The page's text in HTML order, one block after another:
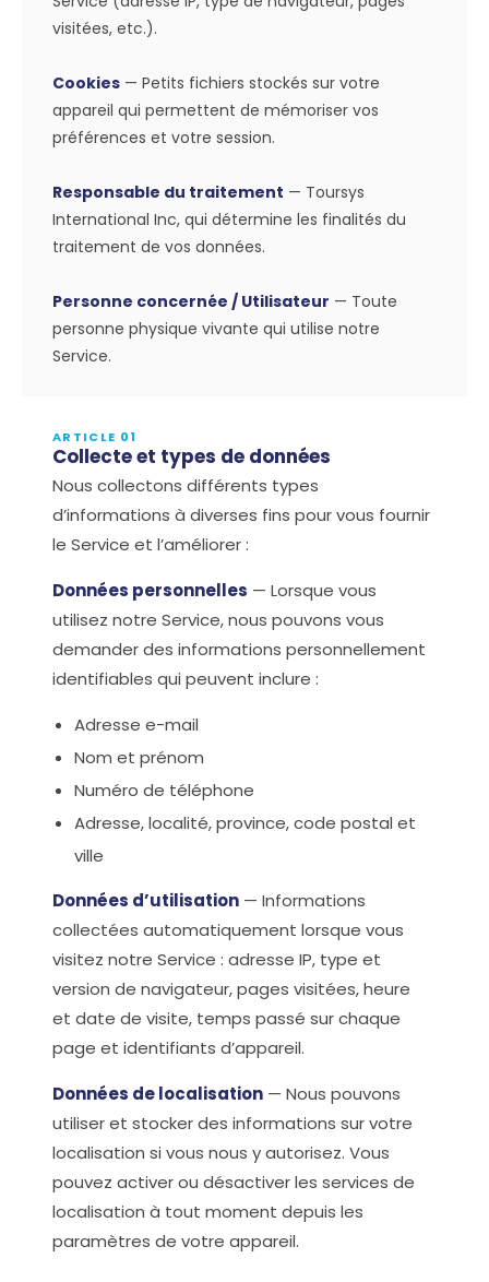
visitées, etc.).
Cookies — Petits fichiers stockés sur votre
appareil qui permettent de mémoriser vos
préférences et votre session.
Responsable du traitement — Toursys
International Inc, qui détermine les finalités du
traitement de vos données.
Personne concernée / Utilisateur — Toute
personne physique vivante qui utilise notre
Service.
ARTICLE 01
Collecte et types de données
Nous collectons différents types
d’informations à diverses fins pour vous fournir
le Service et l’améliorer :
Données personnelles — Lorsque vous
utilisez notre Service, nous pouvons vous
demander des informations personnellement
identifiables qui peuvent inclure :
Adresse e-mail
Nom et prénom
Numéro de téléphone
Adresse, localité, province, code postal et
ville
Données d’utilisation — Informations
collectées automatiquement lorsque vous
visitez notre Service : adresse IP, type et
version de navigateur, pages visitées, heure
et date de visite, temps passé sur chaque
page et identifiants d’appareil.
Données de localisation — Nous pouvons
utiliser et stocker des informations sur votre
localisation si vous nous y autorisez. Vous
pouvez activer ou désactiver les services de
localisation à tout moment depuis les
paramètres de votre appareil.